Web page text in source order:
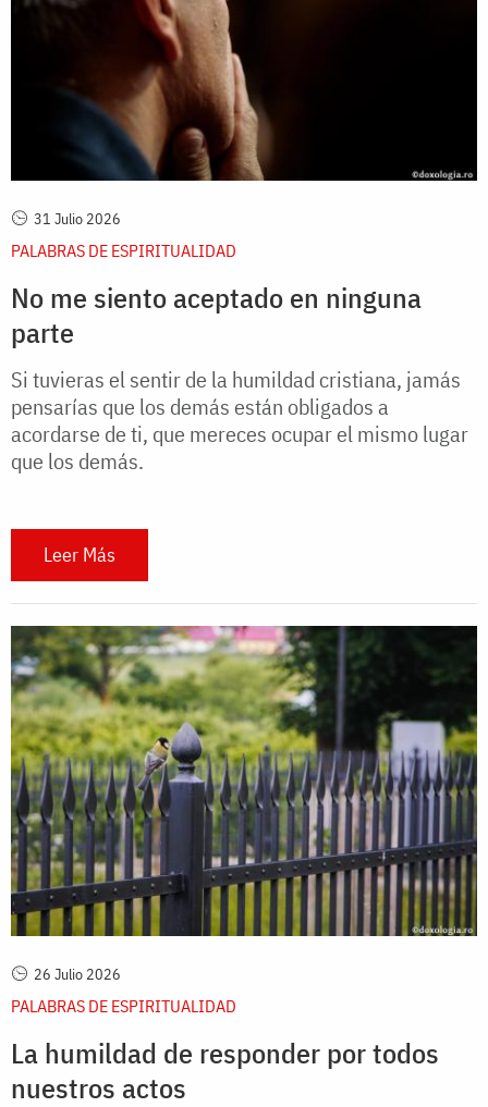
31 Julio 2026
PALABRAS DE ESPIRITUALIDAD
No me siento aceptado en ninguna
parte
Si tuvieras el sentir de la humildad cristiana, jamás
pensarías que los demás están obligados a
acordarse de ti, que mereces ocupar el mismo lugar
que los demás.
Leer Más
26 Julio 2026
PALABRAS DE ESPIRITUALIDAD
La humildad de responder por todos
nuestros actos